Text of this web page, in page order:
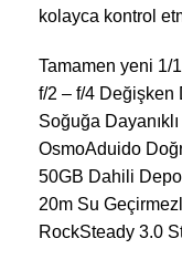
kolayca kontrol
Tamamen yeni 1/
f/2 – f/4 Değişken
Soğuğa
OsmoAduido
50GB Dahili
20m Su
RockSteady 3.0